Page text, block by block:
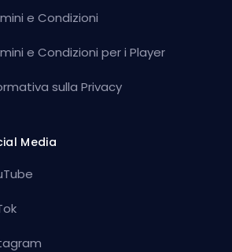
e Condizioni
e Condizioni per i Player
sulla Privacy
Media